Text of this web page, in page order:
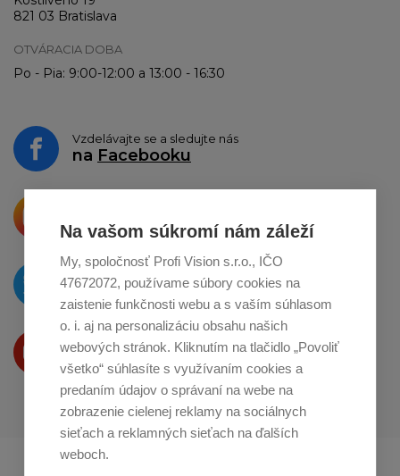
Na vašom súkromí nám záleží
My, spoločnosť Profi Vision s.r.o., IČO
47672072, používame súbory cookies na
zaistenie funkčnosti webu a s vaším súhlasom
o. i. aj na personalizáciu obsahu našich
webových stránok. Kliknutím na tlačidlo „Povoliť
všetko“ súhlasíte s využívaním cookies a
predaním údajov o správaní na webe na
zobrazenie cielenej reklamy na sociálnych
sieťach a reklamných sieťach na ďalších
weboch.
821 03 Bratislava
OTVÁRACIA DOBA
Po - Pia: 9:00-12:00 a 13:00 - 16:30
Vzdelávajte se a sledujte nás
na Facebooku
o zdieľanie naInstagrame
O novinkách píšeme
naTwitteri
Produkty Vám predstavujeme
na Youtube
Profikuchař.cz